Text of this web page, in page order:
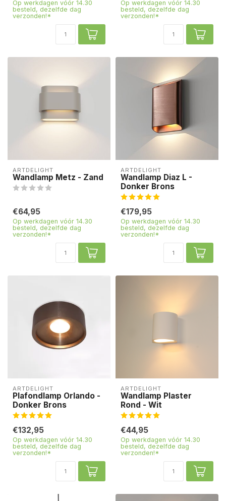
Op werkdagen vóór 14.30
besteld, dezelfde dag
verzonden!*
Op werkdagen vóór 14.30
besteld, dezelfde dag
verzonden!*
ARTDELIGHT
Wandlamp Metz - Zand
€64,95
Op werkdagen vóór 14.30
besteld, dezelfde dag
verzonden!*
ARTDELIGHT
Wandlamp Diaz L -
Donker Brons
€179,95
Op werkdagen vóór 14.30
besteld, dezelfde dag
verzonden!*
ARTDELIGHT
Plafondlamp Orlando -
Donker Brons
€132,95
Op werkdagen vóór 14.30
besteld, dezelfde dag
verzonden!*
ARTDELIGHT
Wandlamp Plaster
Rond - Wit
€44,95
Op werkdagen vóór 14.30
besteld, dezelfde dag
verzonden!*